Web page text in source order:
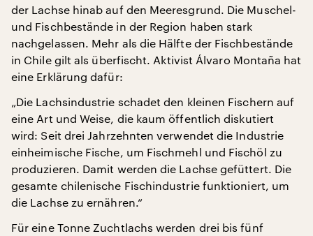
der Lachse hinab auf den Meeresgrund. Die Muschel-
und Fischbestände in der Region haben stark
nachgelassen. Mehr als die Hälfte der Fischbestände
in Chile gilt als überfischt. Aktivist Álvaro Montaña hat
eine Erklärung dafür:
„Die Lachsindustrie schadet den kleinen Fischern auf
eine Art und Weise, die kaum öffentlich diskutiert
wird: Seit drei Jahrzehnten verwendet die Industrie
einheimische Fische, um Fischmehl und Fischöl zu
produzieren. Damit werden die Lachse gefüttert. Die
gesamte chilenische Fischindustrie funktioniert, um
die Lachse zu ernähren.“
Für eine Tonne Zuchtlachs werden drei bis fünf